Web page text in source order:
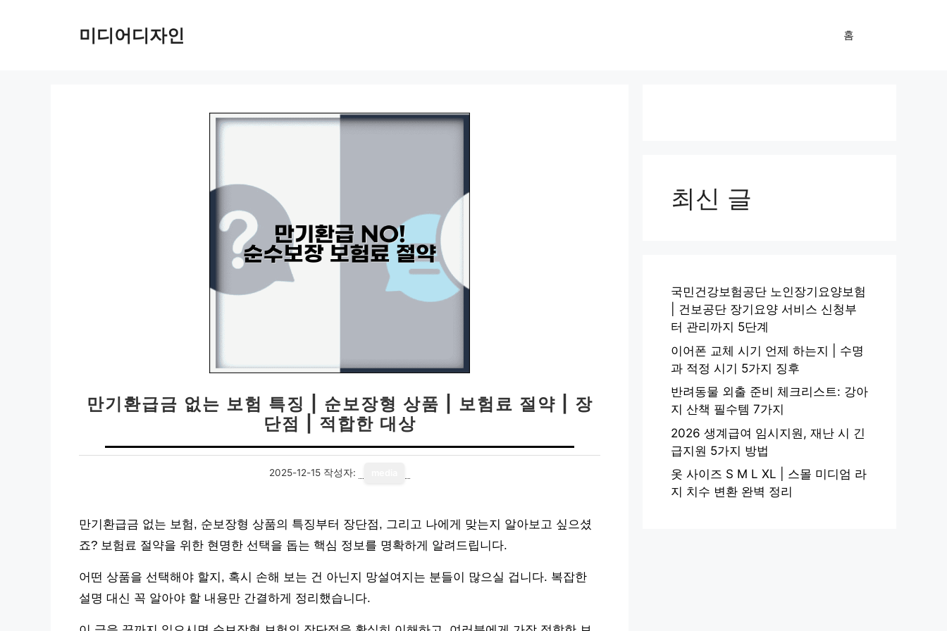
미디어디자인 홈
만기환급금 없는 보험 특징 | 순보장형 상품 | 보험료 절약 | 장
단점 | 적합한 대상
2025-12-15 작성자:
만기환급금 없는 보험, 순보장형 상품의 특징부터 장단점, 그리고 나에게 맞는지 알아보고 싶으셨
죠? 보험료 절약을 위한 현명한 선택을 돕는 핵심 정보를 명확하게 알려드립니다.
어떤 상품을 선택해야 할지, 혹시 손해 보는 건 아닌지 망설여지는 분들이 많으실 겁니다. 복잡한
설명 대신 꼭 알아야 할 내용만 간결하게 정리했습니다.
최신 글
국민건강보험공단 노인장기요양보험
| 건보공단 장기요양 서비스 신청부
터 관리까지 5단계
이어폰 교체 시기 언제 하는지 | 수명
과 적정 시기 5가지 징후
반려동물 외출 준비 체크리스트: 강아
지 산책 필수템 7가지
2026 생계급여 임시지원, 재난 시 긴
급지원 5가지 방법
옷 사이즈 S M L XL | 스몰 미디엄 라
지 치수 변환 완벽 정리